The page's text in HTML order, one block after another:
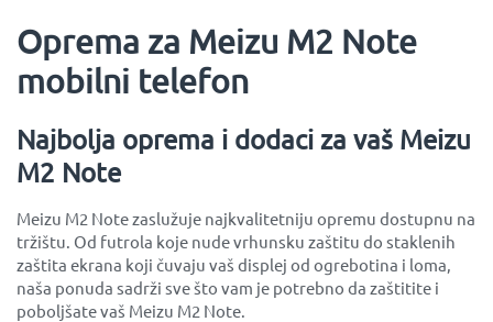
Oprema za Meizu M2 Note
mobilni telefon
Najbolja oprema i dodaci za vaš Meizu
M2 Note
Meizu M2 Note zaslužuje najkvalitetniju opremu dostupnu na
tržištu. Od futrola koje nude vrhunsku zaštitu do staklenih
zaštita ekrana koji čuvaju vaš displej od ogrebotina i loma,
naša ponuda sadrži sve što vam je potrebno da zaštitite i
poboljšate vaš Meizu M2 Note.